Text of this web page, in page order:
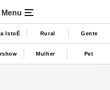
Menu
IstoÉ Rural Gente
Mulher Pet